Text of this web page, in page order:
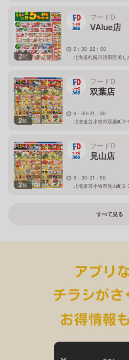
2枚
フードD
VAlue店
9：30-22：00
北海道札幌市清田区美し
2枚
フードD
双葉店
9：30-21：30
北海道苫小牧市双葉町2-
2枚
フードD
見山店
9：30-21：50
北海道苫小牧市見山町
すべて見る